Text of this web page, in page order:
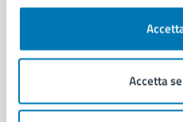
Accetta
Anagrafe e stato civile
Cultura e tempo libero
Documenti e certificati
Educazione e formazione
Giustizia e sicurezza pubblica